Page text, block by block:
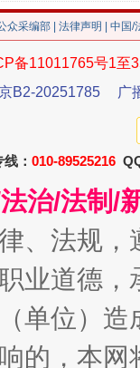
今
众采编部 法律声明 | 中国
备11011765号1至
B2-20251785
广
： 010-89525216
治/法制/
、法规
业道德
单位）
的，本